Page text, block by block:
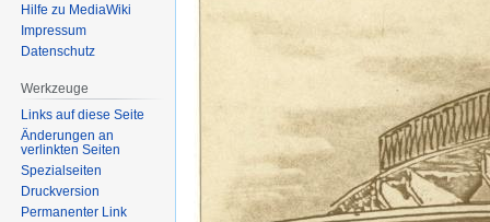
Hilfe zu MediaWiki
Impressum
Datenschutz
Werkzeuge
Links auf diese Seite
Änderungen an
verlinkten Seiten
Spezialseiten
Druckversion
Permanenter Link